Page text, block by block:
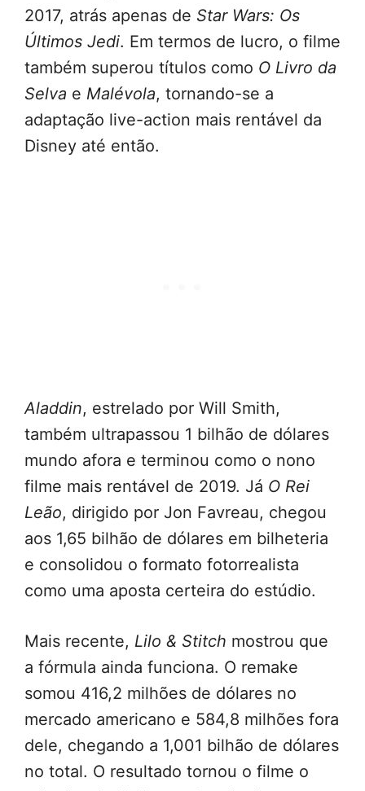
2017, atrás apenas de Star Wars: Os
Últimos Jedi. Em termos de lucro, o filme
também superou títulos como O Livro da
Selva e Malévola, tornando-se a
adaptação live-action mais rentável da
Disney até então.
Aladdin, estrelado por Will Smith,
também ultrapassou 1 bilhão de dólares
mundo afora e terminou como o nono
filme mais rentável de 2019. Já O Rei
Leão, dirigido por Jon Favreau, chegou
aos 1,65 bilhão de dólares em bilheteria
e consolidou o formato fotorrealista
como uma aposta certeira do estúdio.
Mais recente, Lilo & Stitch mostrou que
a fórmula ainda funciona. O remake
somou 416,2 milhões de dólares no
mercado americano e 584,8 milhões fora
dele, chegando a 1,001 bilhão de dólares
no total. O resultado tornou o filme o